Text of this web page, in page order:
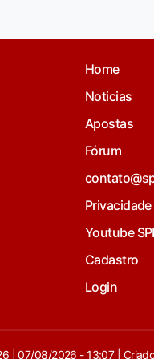
Home
Noticias
Apostas
Fórum
Privacidade
Youtube
Cadastro
Login
| 07/08/2026 - 13:07 | Criado